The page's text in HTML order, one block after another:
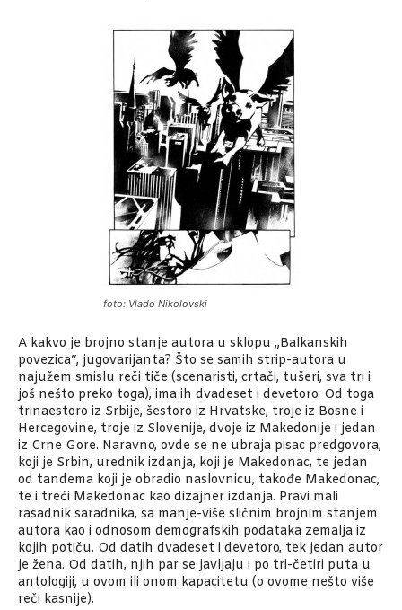
foto: Vlado Nikolovski
A kakvo je brojno stanje autora u sklopu „Balkanskih
povezica“, jugovarijanta? Što se samih strip-autora u
najužem smislu reči tiče (scenaristi, crtači, tušeri, sva tri i
još nešto preko toga), ima ih dvadeset i devetoro. Od toga
trinaestoro iz Srbije, šestoro iz Hrvatske, troje iz Bosne i
Hercegovine, troje iz Slovenije, dvoje iz Makedonije i jedan
iz Crne Gore. Naravno, ovde se ne ubraja pisac predgovora,
koji je Srbin, urednik izdanja, koji je Makedonac, te jedan
od tandema koji je obradio naslovnicu, takođe Makedonac,
te i treći Makedonac kao dizajner izdanja. Pravi mali
rasadnik saradnika, sa manje-više sličnim brojnim stanjem
autora kao i odnosom demografskih podataka zemalja iz
kojih potiču. Od datih dvadeset i devetoro, tek jedan autor
je žena. Od datih, njih par se javljaju i po tri-četiri puta u
antologiji, u ovom ili onom kapacitetu (o ovome nešto više
reči kasnije).